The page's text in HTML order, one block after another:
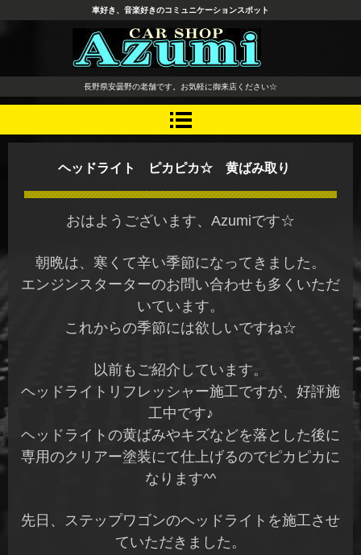
長野県 安曇野市 タイヤ ホ
イール デッドニング カーオ
ーディオ レカロシート
車好き、音楽好きのコミュニケーションスポット
長野県安曇野の老舗です。お気軽に御来店ください☆
ヘッドライト ピカピカ☆ 黄ばみ取り
おはようございます、Azumiです☆
朝晩は、寒くて辛い季節になってきました。
エンジンスターターのお問い合わせも多くいただ
いています。
これからの季節には欲しいですね☆
以前もご紹介しています。
ヘッドライトリフレッシャー施工ですが、好評施
工中です♪
ヘッドライトの黄ばみやキズなどを落とした後に
専用のクリアー塗装にて仕上げるのでピカピカに
なります^^
先日、ステップワゴンのヘッドライトを施工させ
ていただきました。